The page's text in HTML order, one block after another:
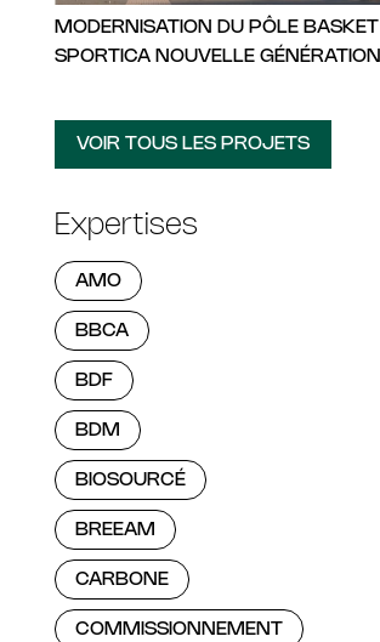
MODERNISATION DU PÔLE BASKET
SPORTICA NOUVELLE GÉNÉRATION
VOIR TOUS LES PROJETS
Expertises
AMO
BBCA
BDF
BDM
BIOSOURCÉ
BREEAM
CARBONE
COMMISSIONNEMENT